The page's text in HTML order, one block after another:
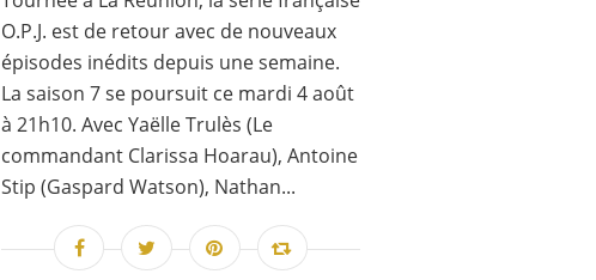
O.P.J. est de retour avec de nouveaux
épisodes inédits depuis une semaine.
La saison 7 se poursuit ce mardi 4 août
à 21h10. Avec Yaëlle Trulès (Le
commandant Clarissa Hoarau), Antoine
Stip (Gaspard Watson), Nathan...